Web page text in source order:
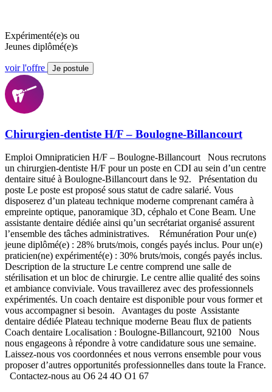
Expérimenté(e)s ou
Jeunes diplômé(e)s
voir l'offre Je postule
Chirurgien-dentiste H/F – Boulogne-Billancourt
Emploi Omnipraticien H/F – Boulogne-Billancourt Nous recrutons
un chirurgien-dentiste H/F pour un poste en CDI au sein d’un centre
dentaire situé à Boulogne-Billancourt dans le 92. Présentation du
poste Le poste est proposé sous statut de cadre salarié. Vous
disposerez d’un plateau technique moderne comprenant caméra à
empreinte optique, panoramique 3D, céphalo et Cone Beam. Une
assistante dentaire dédiée ainsi qu’un secrétariat organisé assurent
l’ensemble des tâches administratives. Rémunération Pour un(e)
jeune diplômé(e) : 28% bruts/mois, congés payés inclus. Pour un(e)
praticien(ne) expérimenté(e) : 30% bruts/mois, congés payés inclus.
Description de la structure Le centre comprend une salle de
stérilisation et un bloc de chirurgie. Le centre allie qualité des soins
et ambiance conviviale. Vous travaillerez avec des professionnels
expérimentés. Un coach dentaire est disponible pour vous former et
vous accompagner si besoin. Avantages du poste Assistante
dentaire dédiée Plateau technique moderne Beau flux de patients
Coach dentaire Localisation : Boulogne-Billancourt, 92100 Nous
nous engageons à répondre à votre candidature sous une semaine.
Laissez-nous vos coordonnées et nous verrons ensemble pour vous
proposer d’autres opportunités professionnelles dans toute la France.
Contactez-nous au O6 24 4O O1 67